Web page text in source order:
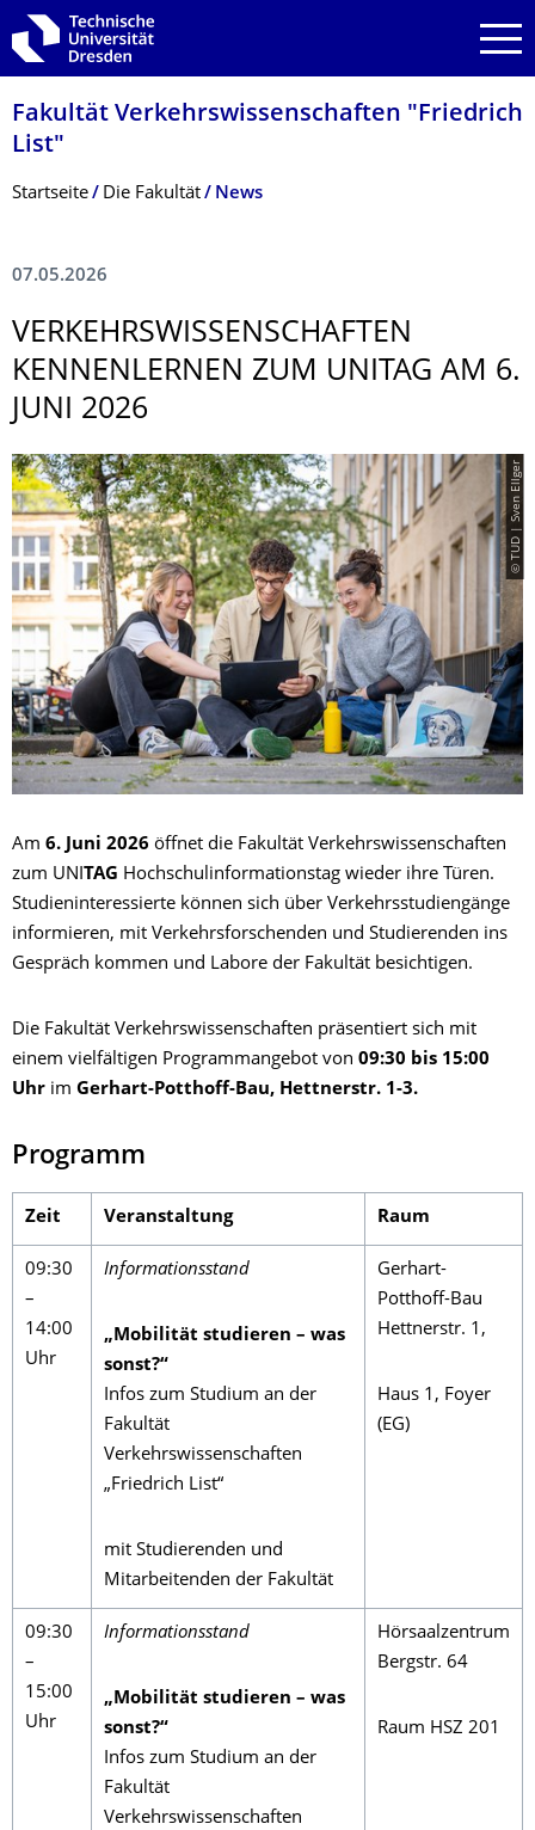
Zur Hauptnavigation springen
Zur Suche springen
Zum Inhalt springen
Fakultät Verkehrswissen­schaften "Friedrich
List"
Breadcrumb-Menü
Startseite Die Fakultät News
07.05.2026
VERKEHRSWISSEN­SCHAFTEN
KENNENLERNEN ZUM UNITAG AM 6.
JUNI 2026
© TUD | Sven Ellger
Am 6. Juni 2026 öffnet die Fakultät Verkehrswissenschaften
zum UNI TAG Hochschulinformationstag wieder ihre Türen.
Studieninteressierte können sich über Verkehrsstudiengänge
informieren, mit Verkehrsforschenden und Studierenden ins
Gespräch kommen und Labore der Fakultät besichtigen.
Die Fakultät Verkehrswissenschaften präsentiert sich mit
einem vielfältigen Programmangebot von 09:30 bis 15:00
Uhr im Gerhart-Potthoff-Bau, Hettnerstr. 1-3.
Programm
Zeit Veranstaltung Raum
09:30
–
14:00
Uhr
Informationsstand
„Mobilität studieren – was
sonst?“
Infos zum Studium an der
Fakultät
Verkehrswissenschaften
„Friedrich List“
mit Studierenden und
Mitarbeitenden der Fakultät
Gerhart-
Potthoff-Bau
Hettnerstr. 1,
Haus 1, Foyer
(EG)
09:30
–
15:00
Uhr
Informationsstand
„Mobilität studieren – was
sonst?“
Infos zum Studium an der
Fakultät
Verkehrswissenschaften
Hörsaalzentrum
Bergstr. 64
Raum HSZ 201